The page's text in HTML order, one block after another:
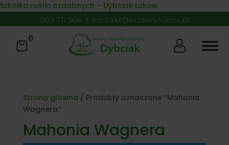
Skip to content
Szkółka roślin ozdobnych – Dybciak Łuków
509 711 564 | kontakt@krzewy.lukow.pl
0
Strona główna / Produkty oznaczone “Mahonia
Wagnera”
Mahonia Wagnera